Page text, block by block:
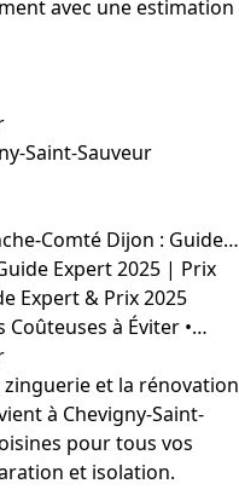
avec une estimation
Saint-Sauveur
Comté Dijon : Guide…
Expert 2025 | Prix
Expert & Prix 2025
à Éviter •…
et la rénovation
à Chevigny-Saint-
pour tous vos
et isolation.